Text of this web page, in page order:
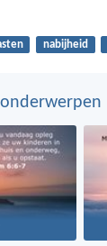
nabijheid